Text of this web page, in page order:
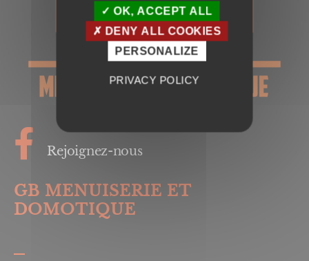
Rejoignez-nous
GB MENUISERIE ET
DOMOTIQUE
OK, ACCEPT ALL
DENY ALL COOKIES
PERSONALIZE
PRIVACY POLICY